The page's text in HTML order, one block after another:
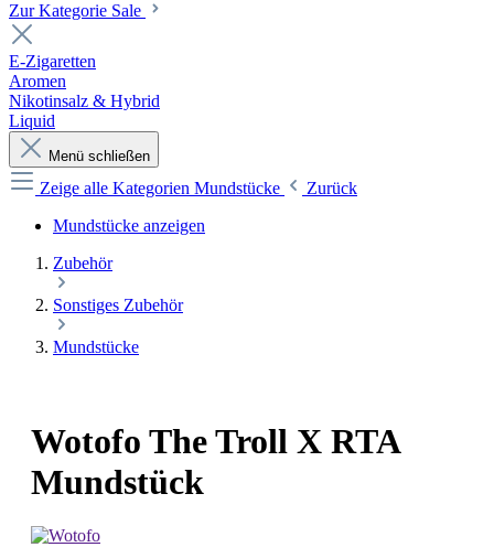
Zur Kategorie Sale
E-Zigaretten
Aromen
Nikotinsalz & Hybrid
Liquid
Menü schließen
Zeige alle Kategorien Mundstücke
Zurück
Mundstücke anzeigen
Zubehör
Sonstiges Zubehör
Mundstücke
Wotofo The Troll X RTA
Mundstück